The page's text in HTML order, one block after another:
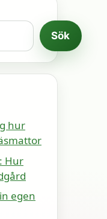
Sök
hur
Hur
egen